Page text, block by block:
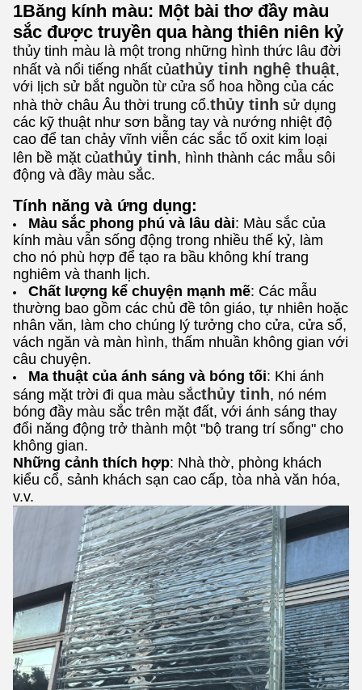
1Băng kính màu: Một bài thơ đầy màu
sắc được truyền qua hàng thiên niên kỷ
thủy tinh màu là một trong những hình thức lâu đời
nhất và nổi tiếng nhất củathủy tinh nghệ thuật,
với lịch sử bắt nguồn từ cửa sổ hoa hồng của các
nhà thờ châu Âu thời trung cổ.thủy tinh sử dụng
các kỹ thuật như sơn bằng tay và nướng nhiệt độ
cao để tan chảy vĩnh viễn các sắc tố oxit kim loại
lên bề mặt củathủy tinh, hình thành các mẫu sôi
động và đầy màu sắc.
Tính năng và ứng dụng:
Màu sắc phong phú và lâu dài: Màu sắc của
kính màu vẫn sống động trong nhiều thế kỷ, làm
cho nó phù hợp để tạo ra bầu không khí trang
nghiêm và thanh lịch.
Chất lượng kể chuyện mạnh mẽ: Các mẫu
thường bao gồm các chủ đề tôn giáo, tự nhiên hoặc
nhân văn, làm cho chúng lý tưởng cho cửa, cửa sổ,
vách ngăn và màn hình, thấm nhuần không gian với
câu chuyện.
Ma thuật của ánh sáng và bóng tối: Khi ánh
sáng mặt trời đi qua màu sắcthủy tinh, nó ném
bóng đầy màu sắc trên mặt đất, với ánh sáng thay
đổi năng động trở thành một "bộ trang trí sống" cho
không gian.
Những cảnh thích hợp: Nhà thờ, phòng khách
kiểu cổ, sảnh khách sạn cao cấp, tòa nhà văn hóa,
v.v.